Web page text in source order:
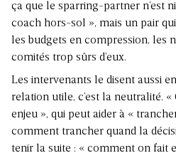
ça que le sparring-partner n’est
coach hors-sol », mais un pair
les budgets en compression, les
comités trop sûrs d’eux.
Les intervenants le disent aussi
relation utile, c’est la neutralité. «
enjeu », qui peut aider à «
comment trancher quand la
tenir la suite : « comment on fait